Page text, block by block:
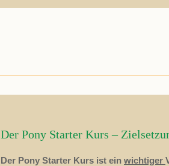
Der Pony Starter Kurs –
Der Pony Starter Kurs ist ein wichtiger